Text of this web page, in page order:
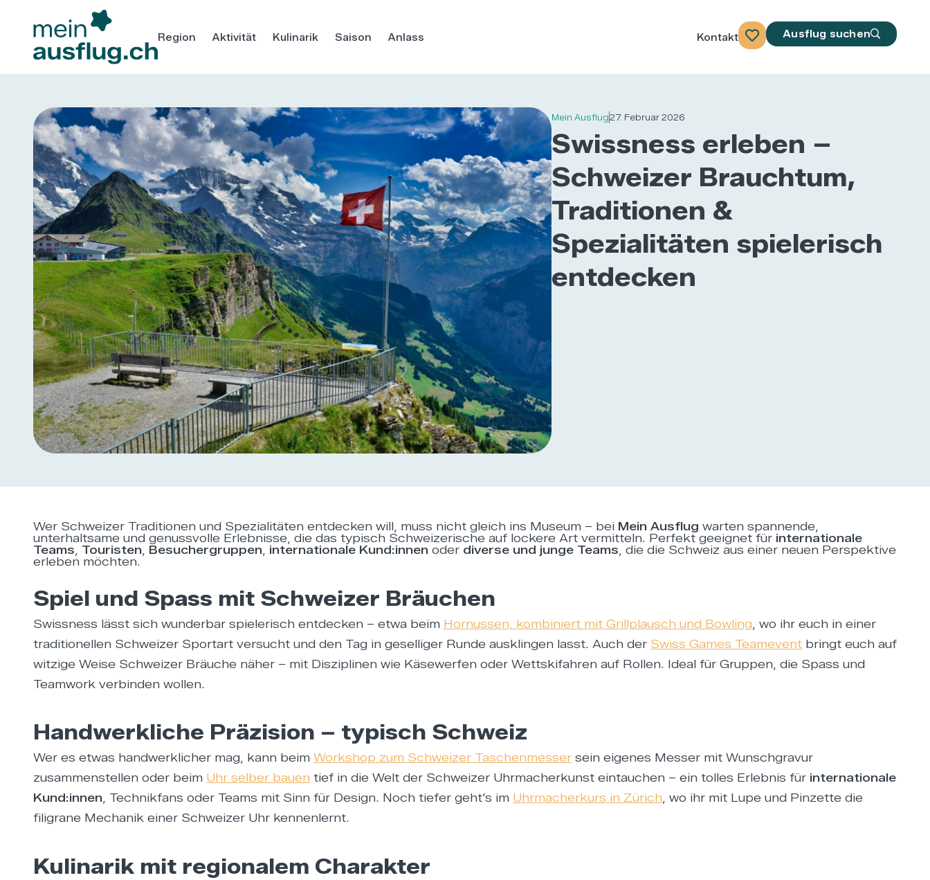
Region Aktivität Kulinarik Saison Anlass Kontakt Ausflug suchen
Mein Ausflug27. Februar 2026
Swissness erleben –
Schweizer Brauchtum,
Traditionen &
Spezialitäten spielerisch
entdecken
Wer Schweizer Traditionen und Spezialitäten entdecken will, muss nicht gleich ins Museum – bei Mein Ausflug warten spannende,
unterhaltsame und genussvolle Erlebnisse, die das typisch Schweizerische auf lockere Art vermitteln. Perfekt geeignet für internationale
Teams Touristen Besuchergruppen internationale Kund:innen oder diverse und junge Teams , die die Schweiz aus einer neuen Perspektive
erleben möchten.
Spiel und Spass mit Schweizer Bräuchen
Swissness lässt sich wunderbar spielerisch entdecken – etwa beim Hornussen, kombiniert mit Grillplausch und Bowling , wo ihr euch in einer
traditionellen Schweizer Sportart versucht und den Tag in geselliger Runde ausklingen lasst. Auch der Swiss Games Teamevent bringt euch auf
witzige Weise Schweizer Bräuche näher – mit Disziplinen wie Käsewerfen oder Wettskifahren auf Rollen. Ideal für Gruppen, die Spass und
Teamwork verbinden wollen.
Handwerkliche Präzision – typisch Schweiz
Wer es etwas handwerklicher mag, kann beim Workshop zum Schweizer Taschenmesser sein eigenes Messer mit Wunschgravur
zusammenstellen oder beim Uhr selber bauen tief in die Welt der Schweizer Uhrmacherkunst eintauchen – ein tolles Erlebnis für internationale
Kund:innen, Technikfans oder Teams mit Sinn für Design. Noch tiefer geht’s im Uhrmacherkurs in Zürich, wo ihr mit Lupe und Pinzette die
filigrane Mechanik einer Schweizer Uhr kennenlernt.
Kulinarik mit regionalem Charakter